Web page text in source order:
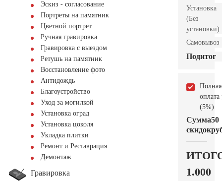
Эскиз - согласование
Портреты на памятник
Цветной портрет
Ручная гравировка
Гравировка с выездом
Ретушь на памятник
Восстановление фото
Антидождь
Благоустройство
Уход за могилкой
Установка оград
Установка цоколя
Укладка плитки
Ремонт и Реставрация
Демонтаж
Гравировка
Установка
(Без
установки)
Самовывоз
Подитог
Полная
оплата
(5%)
Сумма
скидок
50
1.000